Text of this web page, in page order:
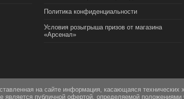
Политика конфиденциальности
Условия розыгрыша призов от магазина
«Арсенал»
на сайте информация, касающаяся
является публичной офертой, определяемой